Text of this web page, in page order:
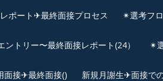
ポート✈最終面接プロセス ✴︎選考フ
トリー〜最終面接レポート(24） ✴︎
面接✈最終面接() 新規月謝生✈面接で